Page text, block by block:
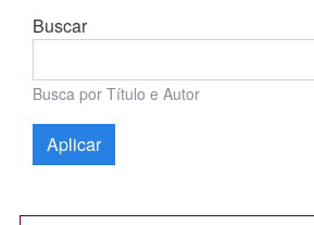
Buscar
Busca por Título e Autor